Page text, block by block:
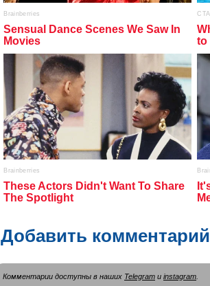
Добавить комментарий
Комментарии доступны в наших Telegram и instagram